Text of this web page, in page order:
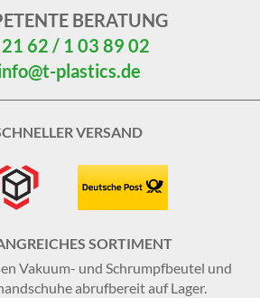
BERATUNG
62 / 1 03 89 02
plastics.de
VERSAND
SORTIMENT
Vakuum- und Schrumpfbeutel und
abrufbereit auf Lager.